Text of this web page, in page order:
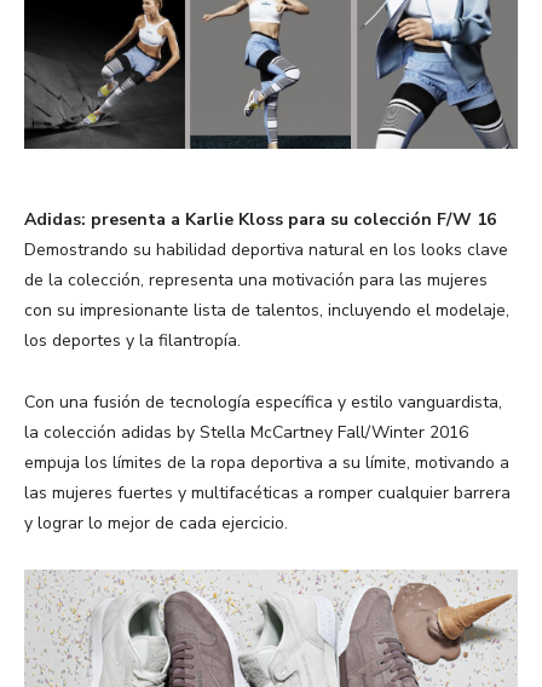
Adidas: presenta a Karlie Kloss para su colección F/W 16
Demostrando su habilidad deportiva natural en los looks clave
de la colección, representa una motivación para las mujeres
con su impresionante lista de talentos, incluyendo el modelaje,
los deportes y la filantropía.
Con una fusión de tecnología específica y estilo vanguardista,
la colección adidas by Stella McCartney Fall/Winter 2016
empuja los límites de la ropa deportiva a su límite, motivando a
las mujeres fuertes y multifacéticas a romper cualquier barrera
y lograr lo mejor de cada ejercicio.